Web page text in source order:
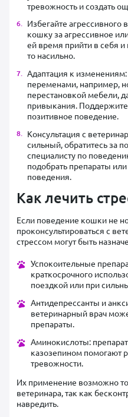
тревожность и создать
Избегайте агрессивного
кошку за агрессивное
ей время прийти в себя и
то насильно.
Адаптация к
переменами, например,
перестановкой мебели,
привыкания.
позитивное поведение.
Консультация с
сильный, обратитесь за
специалисту по
подобрать препараты
поведения.
Как лечить
Если поведение кошки не
проконсультироваться с
стрессом могут быть
Успокоительные
краткосрочного
поездкой или при
Антидепрессанты и
ветеринарный врач
препараты.
Аминокислоты:
казозепином помогают
тревожности.
Их применение возможно
ветеринара, так как
навредить.